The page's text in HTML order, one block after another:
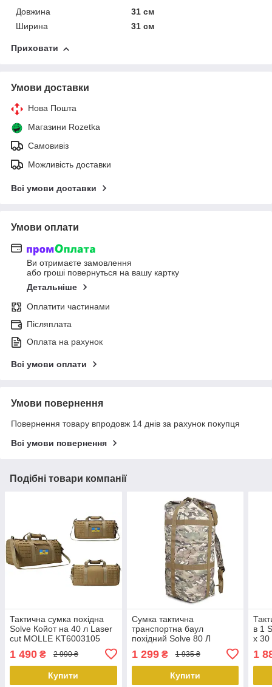
Довжина
31 см
Ширина
31 см
Приховати
Умови доставки
Нова Пошта
Магазини Rozetka
Самовивіз
Можливість доставки
Всі умови доставки
Умови оплати
Ви отримаєте замовлення
або гроші повернуться на вашу картку
Детальніше
Оплатити частинами
Післяплата
Оплата на рахунок
Всі умови оплати
Умови повернення
Повернення товару впродовж 14 днів за рахунок покупця
Всі умови повернення
Подібні товари компанії
Тактична сумка похідна
Solve Койот на 40 л Laser
cut MOLLE KT6003105
1 490 ₴ 2 990 ₴
Купити
Сумка тактична
транспортна баул
похідний Solve 80 Л
KT6002406 peremogaua
1 299₴ 1 935 ₴
Купити
в 1
x 30
1